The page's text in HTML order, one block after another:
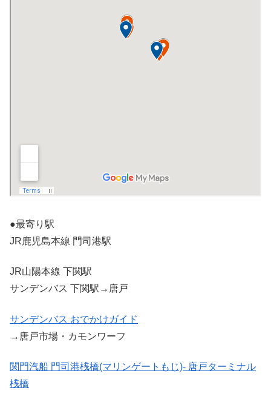
●最寄り駅
JR鹿児島本線 門司港駅
JR山陽本線 下関駅
サンデンバス 下関駅→唐戸
サンデンバス おでかけガイド
→唐戸市場・カモンワーフ
関門汽船 門司港桟橋(マリンゲートもじ)- 唐戸ターミナル
桟橋